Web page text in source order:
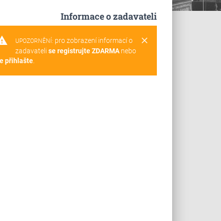
Informace o zadavateli
clear
UPOZORNĚNÍ: pro zobrazení informací o
zadavateli se registrujte ZDARMAnebo
přihlašte.